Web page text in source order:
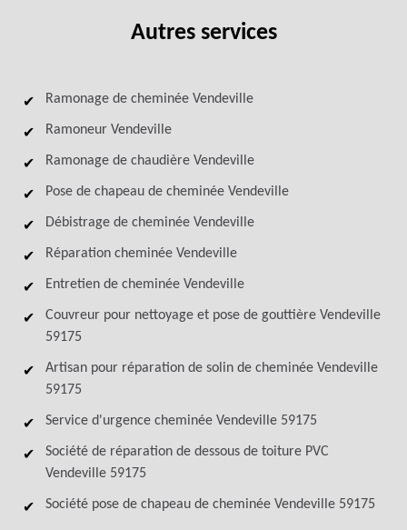
Autres services
Ramonage de cheminée Vendeville
Ramoneur Vendeville
Ramonage de chaudière Vendeville
Pose de chapeau de cheminée Vendeville
Débistrage de cheminée Vendeville
Réparation cheminée Vendeville
Entretien de cheminée Vendeville
Couvreur pour nettoyage et pose de gouttière Vendeville
59175
Artisan pour réparation de solin de cheminée Vendeville
59175
Service d'urgence cheminée Vendeville 59175
Société de réparation de dessous de toiture PVC
Vendeville 59175
Société pose de chapeau de cheminée Vendeville 59175